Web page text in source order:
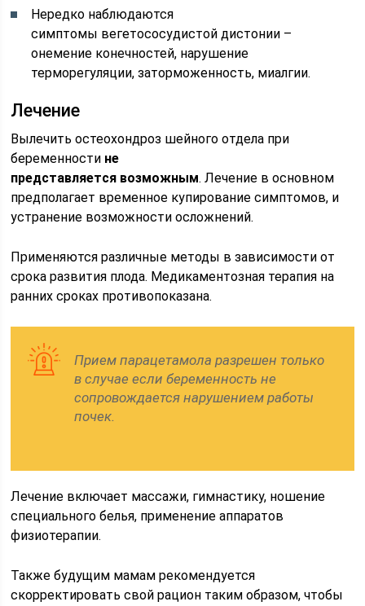
Нередко наблюдаются
симптомы вегетососудистой дистонии –
онемение конечностей, нарушение
терморегуляции, заторможенность, миалгии.
Лечение
Вылечить остеохондроз шейного отдела при
беременности не
представляется возможным. Лечение в основном
предполагает временное купирование симптомов, и
устранение возможности осложнений.
Применяются различные методы в зависимости от
срока развития плода. Медикаментозная терапия на
ранних сроках противопоказана.
Прием парацетамола разрешен только
в случае если беременность не
сопровождается нарушением работы
почек.
Лечение включает массажи, гимнастику, ношение
специального белья, применение аппаратов
физиотерапии.
Также будущим мамам рекомендуется
скорректировать свой рацион таким образом, чтобы